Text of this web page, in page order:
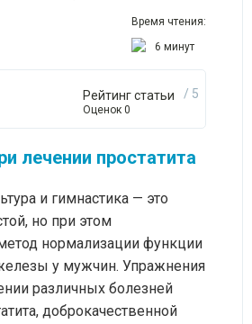
Время чтения:
6 минут
Рейтинг статьи / 5
Оценок 0
лечении простатита
и гимнастика — это
но при этом
нормализации функции
у мужчин. Упражнения
различных болезней
доброкачественной